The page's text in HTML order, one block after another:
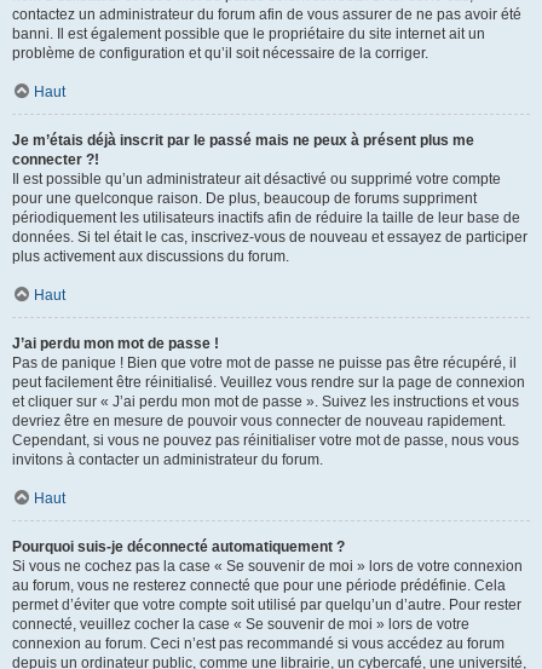
contactez un administrateur du forum afin de vous assurer de ne pas avoir été
banni. Il est également possible que le propriétaire du site internet ait un
problème de configuration et qu’il soit nécessaire de la corriger.
Haut
Je m’étais déjà inscrit par le passé mais ne peux à présent plus me
connecter ?!
Il est possible qu’un administrateur ait désactivé ou supprimé votre compte
pour une quelconque raison. De plus, beaucoup de forums suppriment
périodiquement les utilisateurs inactifs afin de réduire la taille de leur base de
données. Si tel était le cas, inscrivez-vous de nouveau et essayez de participer
plus activement aux discussions du forum.
Haut
J’ai perdu mon mot de passe !
Pas de panique ! Bien que votre mot de passe ne puisse pas être récupéré, il
peut facilement être réinitialisé. Veuillez vous rendre sur la page de connexion
et cliquer sur « J’ai perdu mon mot de passe ». Suivez les instructions et vous
devriez être en mesure de pouvoir vous connecter de nouveau rapidement.
Cependant, si vous ne pouvez pas réinitialiser votre mot de passe, nous vous
invitons à contacter un administrateur du forum.
Haut
Pourquoi suis-je déconnecté automatiquement ?
Si vous ne cochez pas la case « Se souvenir de moi » lors de votre connexion
au forum, vous ne resterez connecté que pour une période prédéfinie. Cela
permet d’éviter que votre compte soit utilisé par quelqu’un d’autre. Pour rester
connecté, veuillez cocher la case « Se souvenir de moi » lors de votre
connexion au forum. Ceci n’est pas recommandé si vous accédez au forum
depuis un ordinateur public, comme une librairie, un cybercafé, une université,